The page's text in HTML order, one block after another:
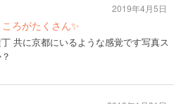
ろがたくさん✨
共に京都にいるような感覚です写真ス
2019年4月5日